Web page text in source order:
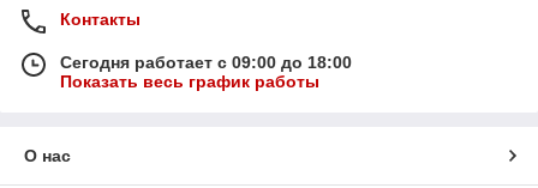
Контакты
Сегодня работает с 09:00 до 18:00
Показать весь график работы
О нас